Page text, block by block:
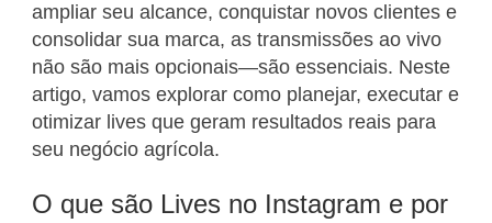
ampliar seu alcance, conquistar novos clientes e
consolidar sua marca, as transmissões ao vivo
não são mais opcionais—são essenciais. Neste
artigo, vamos explorar como planejar, executar e
otimizar lives que geram resultados reais para
seu negócio agrícola.
O que são Lives no Instagram e por